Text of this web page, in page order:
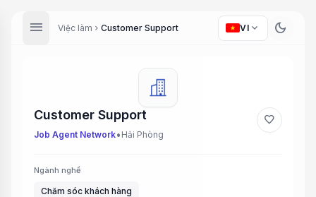
menu Việc làm chevron_right Customer Support VI expand_more dark_mode
Customer Support
Job Agent Network• Hải Phòng
favorite
Ngành nghề
Chăm sóc khách hàng